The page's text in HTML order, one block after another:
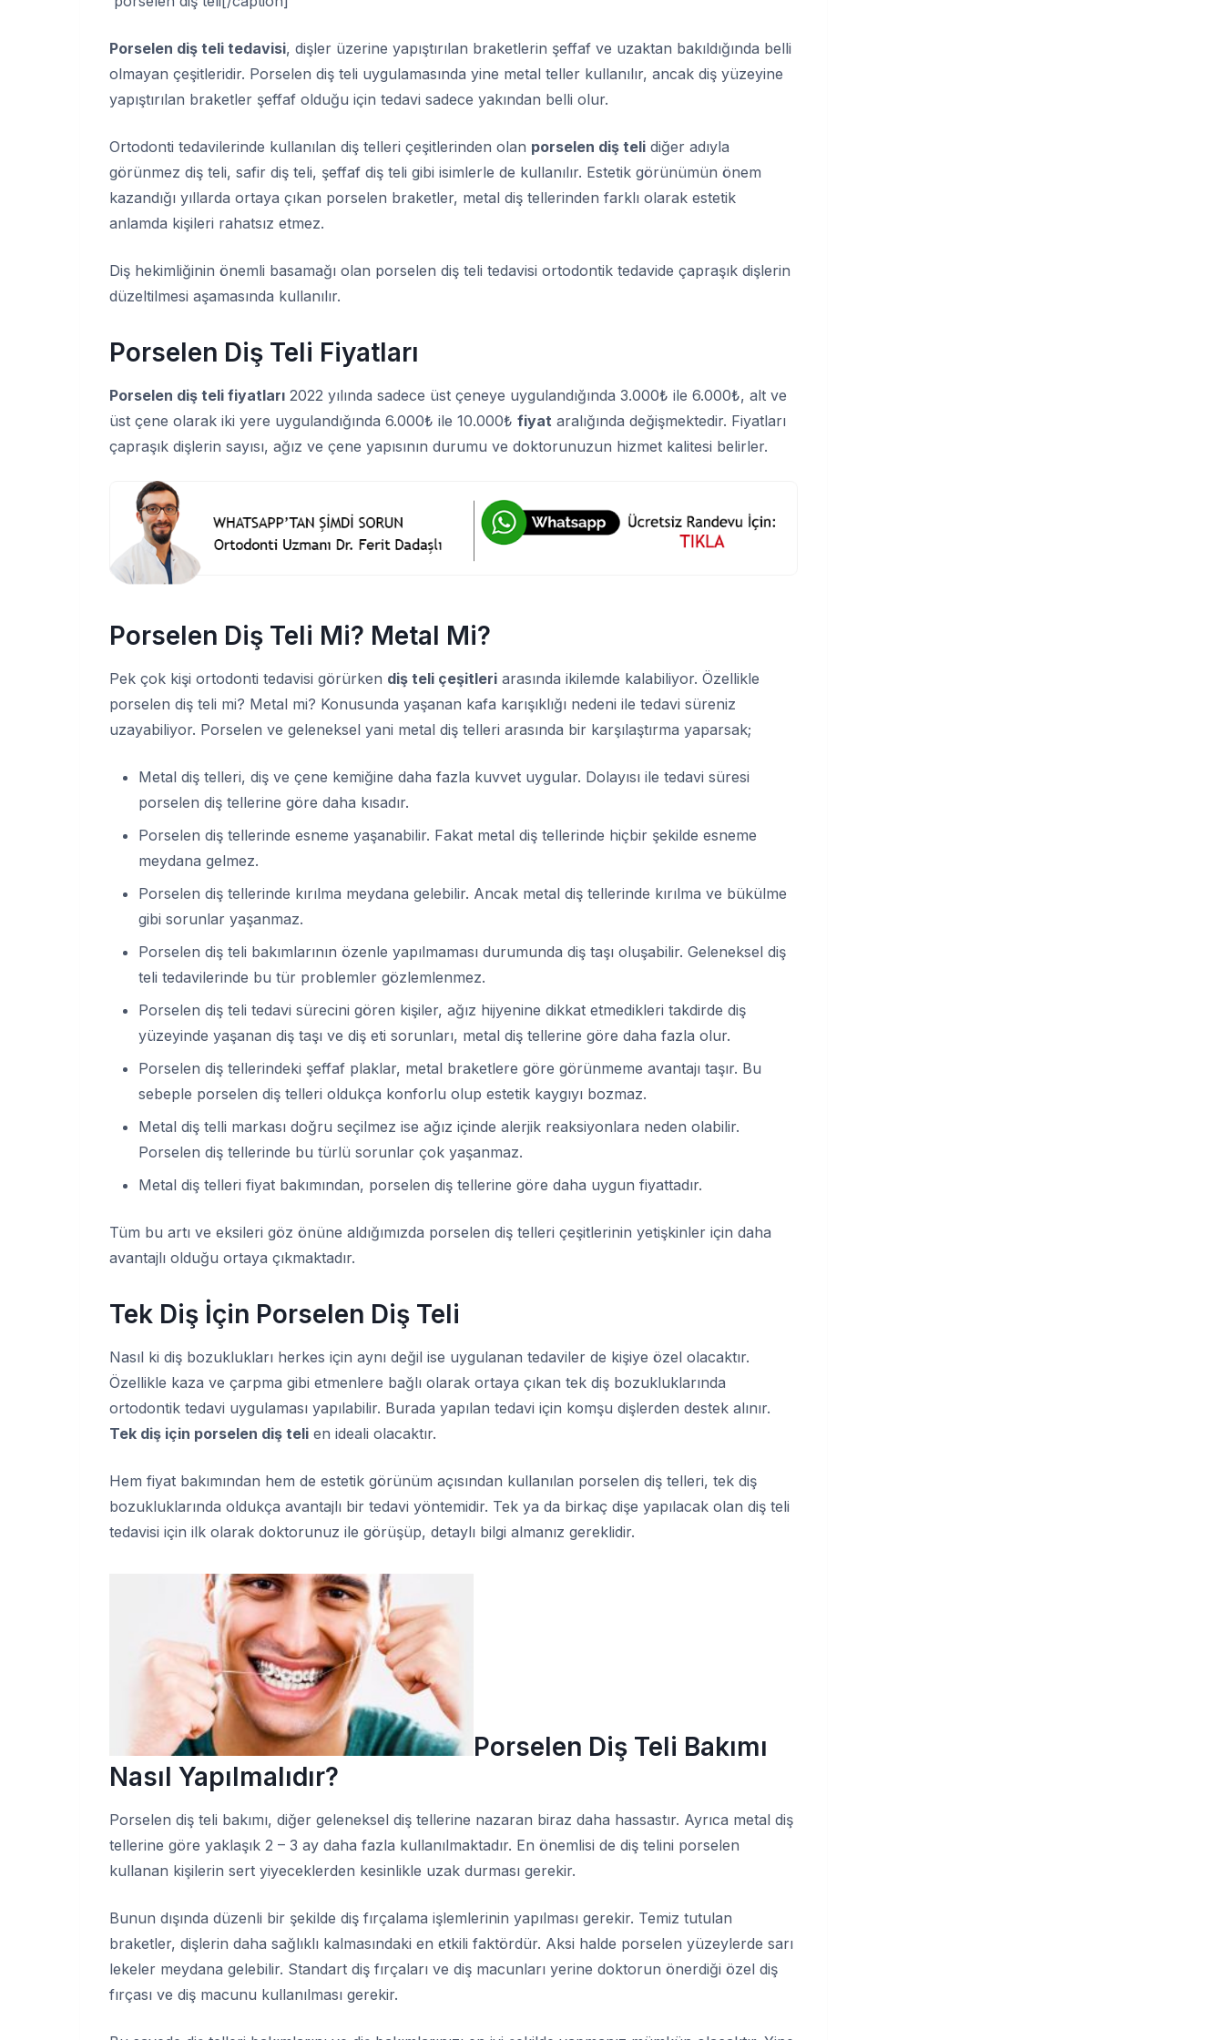
Porselen diş teli tedavisi, dişler üzerine yapıştırılan braketlerin şeffaf ve uzaktan bakıldığında belli
olmayan çeşitleridir. Porselen diş teli uygulamasında yine metal teller kullanılır, ancak diş yüzeyine
yapıştırılan braketler şeffaf olduğu için tedavi sadece yakından belli olur.
Ortodonti tedavilerinde kullanılan diş telleri çeşitlerinden olan porselen diş teli diğer adıyla
görünmez diş teli, safir diş teli, şeffaf diş teli gibi isimlerle de kullanılır. Estetik görünümün önem
kazandığı yıllarda ortaya çıkan porselen braketler, metal diş tellerinden farklı olarak estetik
anlamda kişileri rahatsız etmez.
Diş hekimliğinin önemli basamağı olan porselen diş teli tedavisi ortodontik tedavide çapraşık dişlerin
düzeltilmesi aşamasında kullanılır.
Porselen Diş Teli Fiyatları
Porselen diş teli fiyatları 2022 yılında sadece üst çeneye uygulandığında 3.000₺ ile 6.000₺, alt ve
üst çene olarak iki yere uygulandığında 6.000₺ ile 10.000₺ fiyat aralığında değişmektedir. Fiyatları
çapraşık dişlerin sayısı, ağız ve çene yapısının durumu ve doktorunuzun hizmet kalitesi belirler.
Porselen Diş Teli Mi? Metal Mi?
Pek çok kişi ortodonti tedavisi görürken diş teli çeşitleri arasında ikilemde kalabiliyor. Özellikle
porselen diş teli mi? Metal mi? Konusunda yaşanan kafa karışıklığı nedeni ile tedavi süreniz
uzayabiliyor. Porselen ve geleneksel yani metal diş telleri arasında bir karşılaştırma yaparsak;
Metal diş telleri, diş ve çene kemiğine daha fazla kuvvet uygular. Dolayısı ile tedavi süresi
porselen diş tellerine göre daha kısadır.
Porselen diş tellerinde esneme yaşanabilir. Fakat metal diş tellerinde hiçbir şekilde esneme
meydana gelmez.
Porselen diş tellerinde kırılma meydana gelebilir. Ancak metal diş tellerinde kırılma ve bükülme
gibi sorunlar yaşanmaz.
Porselen diş teli bakımlarının özenle yapılmaması durumunda diş taşı oluşabilir. Geleneksel diş
teli tedavilerinde bu tür problemler gözlemlenmez.
Porselen diş teli tedavi sürecini gören kişiler, ağız hijyenine dikkat etmedikleri takdirde diş
yüzeyinde yaşanan diş taşı ve diş eti sorunları, metal diş tellerine göre daha fazla olur.
Porselen diş tellerindeki şeffaf plaklar, metal braketlere göre görünmeme avantajı taşır. Bu
sebeple porselen diş telleri oldukça konforlu olup estetik kaygıyı bozmaz.
Metal diş telli markası doğru seçilmez ise ağız içinde alerjik reaksiyonlara neden olabilir.
Porselen diş tellerinde bu türlü sorunlar çok yaşanmaz.
Metal diş telleri fiyat bakımından, porselen diş tellerine göre daha uygun fiyattadır.
Tüm bu artı ve eksileri göz önüne aldığımızda porselen diş telleri çeşitlerinin yetişkinler için daha
avantajlı olduğu ortaya çıkmaktadır.
Tek Diş İçin Porselen Diş Teli
Nasıl ki diş bozuklukları herkes için aynı değil ise uygulanan tedaviler de kişiye özel olacaktır.
Özellikle kaza ve çarpma gibi etmenlere bağlı olarak ortaya çıkan tek diş bozukluklarında
ortodontik tedavi uygulaması yapılabilir. Burada yapılan tedavi için komşu dişlerden destek alınır.
Tek diş için porselen diş teli en ideali olacaktır.
Hem fiyat bakımından hem de estetik görünüm açısından kullanılan porselen diş telleri, tek diş
bozukluklarında oldukça avantajlı bir tedavi yöntemidir. Tek ya da birkaç dişe yapılacak olan diş teli
tedavisi için ilk olarak doktorunuz ile görüşüp, detaylı bilgi almanız gereklidir.
Porselen Diş Teli Bakımı
Nasıl Yapılmalıdır?
Porselen diş teli bakımı, diğer geleneksel diş tellerine nazaran biraz daha hassastır. Ayrıca metal diş
tellerine göre yaklaşık 2 – 3 ay daha fazla kullanılmaktadır. En önemlisi de diş telini porselen
kullanan kişilerin sert yiyeceklerden kesinlikle uzak durması gerekir.
Bunun dışında düzenli bir şekilde diş fırçalama işlemlerinin yapılması gerekir. Temiz tutulan
braketler, dişlerin daha sağlıklı kalmasındaki en etkili faktördür. Aksi halde porselen yüzeylerde sarı
lekeler meydana gelebilir. Standart diş fırçaları ve diş macunları yerine doktorun önerdiği özel diş
fırçası ve diş macunu kullanılması gerekir.